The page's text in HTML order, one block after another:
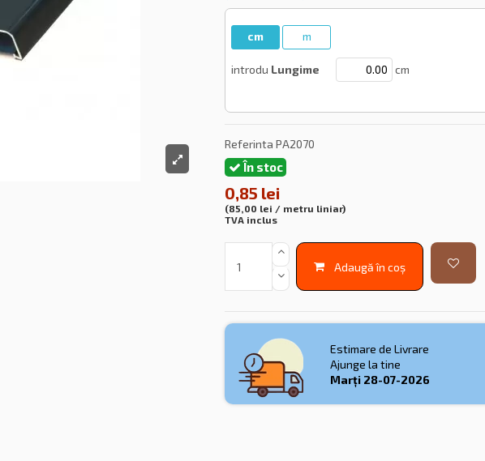
cm m
introdu Lungime cm
Referinta PA2070
În stoc
0,85 lei
(85,00 lei / metru liniar)
TVA inclus
Adaugă în coș
Estimare de Livrare
Ajunge la tine
Marți 28-07-2026